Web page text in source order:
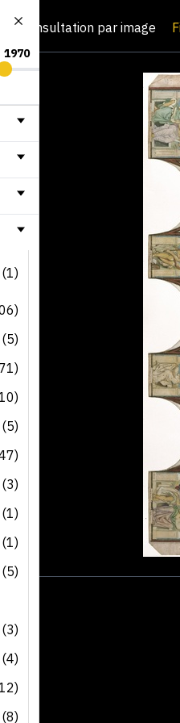
Consultation par image
(1)
(5)
(5)
(3)
(1)
(1)
(5)
(3)
(4)
(8)